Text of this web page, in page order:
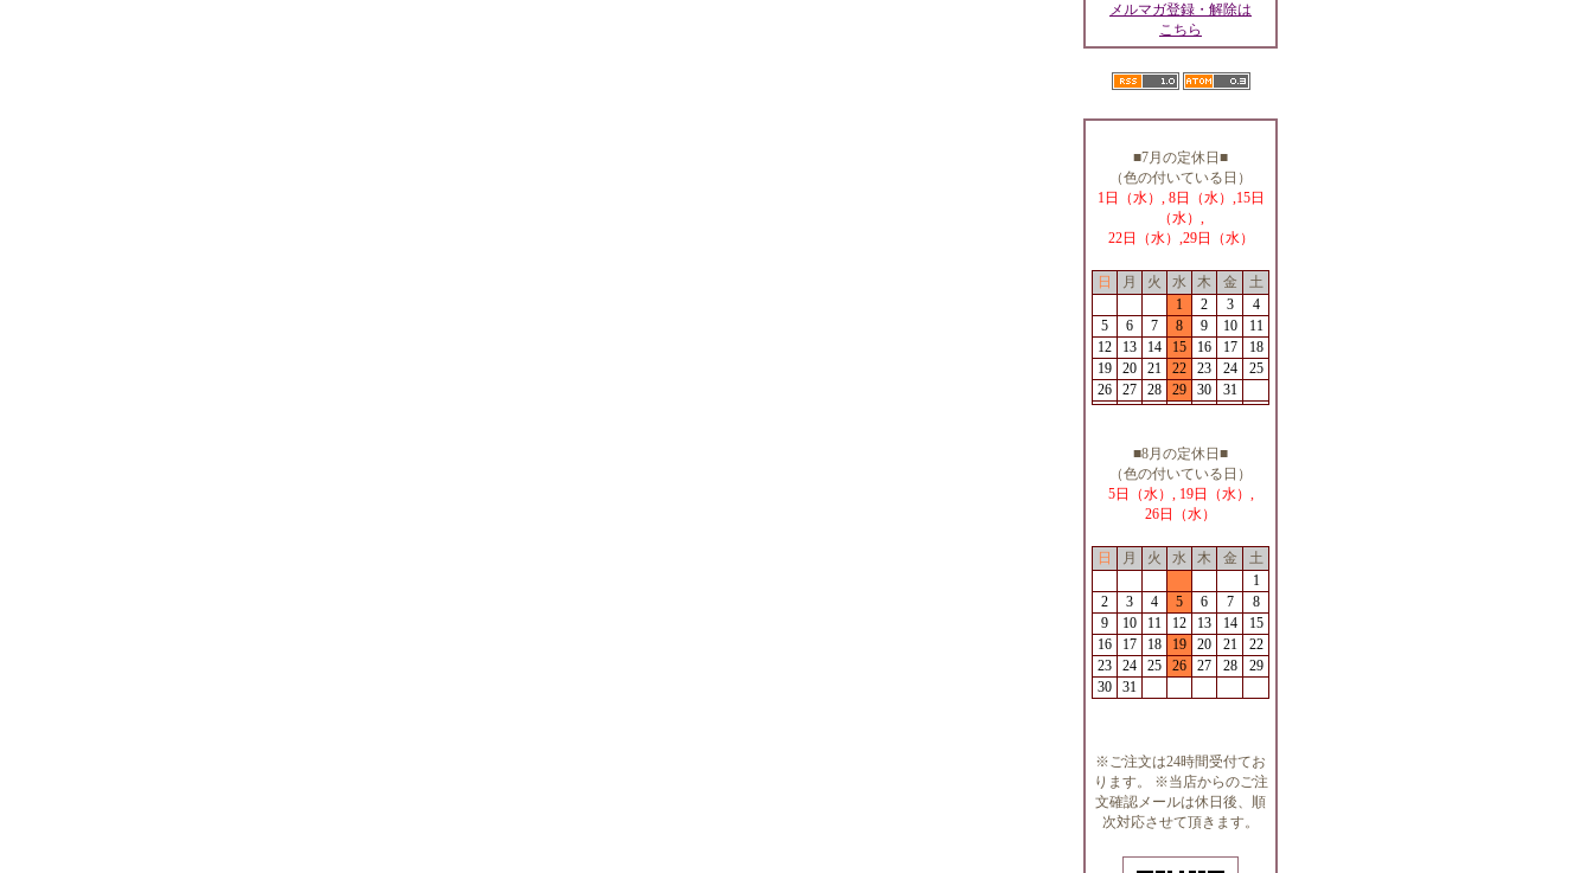
メルマガ登録・解除は
こちら
■7月の定休日■
（色の付いている日）
1日（水）, 8日（水）,15日
（水）,
22日（水）,29日（水）
日 月 火 水 木 金
土
1
2 3
4
5
6 7 8 9 10
11
12
13 14 15 16 17
18
19
20 21 22 23 24
25
26
27 28 29 30 31
■8月の定休日■
（色の付いている日）
5日（水）, 19日（水）,
26日（水）
日 月 火 水 木 金
土
1
2
3 4 5 6 7
8
9
10 11 12 13 14
15
16
17 18 19 20 21
22
23
24 25 26 27 28
29
30
31
※ご注文は24時間受付てお
ります。 ※当店からのご注
文確認メールは休日後、順
次対応させて頂きます。